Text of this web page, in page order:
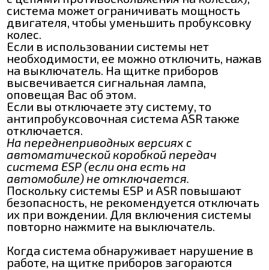
система может ограничивать мощность
двигателя, чтобы уменьшить пробуксовку
колес.
Если в использовании системы нет
необходимости, ее можно отключить, нажав
на выключатель. На щитке приборов
высвечивается сигнальная лампа,
оповещая Вас об этом.
Если вы отключаете эту систему, то
антипробуксовочная система ASR также
отключается.
На переднеприводных версиях с
автоматической коробкой передач
система ESP (если она есть на
автомобиле) не отключается.
Поскольку системы ESP и ASR повышают
безопасность, не рекомендуется отключать
их при вождении. Для включения системы
повторно нажмите на выключатель.
Когда система обнаруживает нарушение в
работе, на щитке приборов загораются